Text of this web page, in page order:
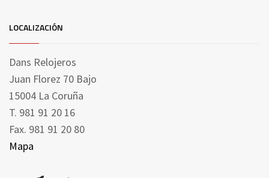
LOCALIZACIÓN
Dans Relojeros
Juan Florez 70 Bajo
15004 La Coruña
T. 981 91 20 16
Fax. 981 91 20 80
Mapa